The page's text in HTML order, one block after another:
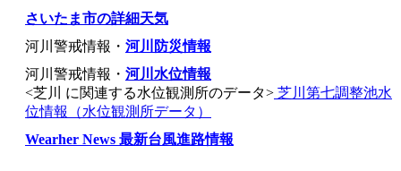
さいたま市の詳細天気
河川警戒情報・ 河川防災情報
河川警戒情報・ 河川水位情報
<芝川 に関連する水位観測所のデータ> 芝川第七調整池水
位情報（水位観測所データ）
Wearher News 最新台風進路情報